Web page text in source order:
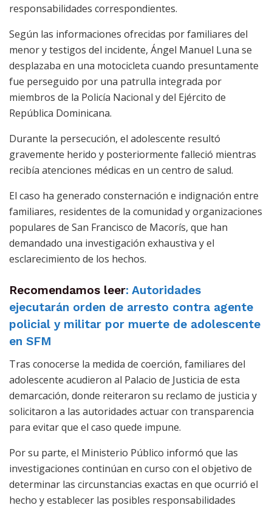
responsabilidades correspondientes.
Según las informaciones ofrecidas por familiares del
menor y testigos del incidente, Ángel Manuel Luna se
desplazaba en una motocicleta cuando presuntamente
fue perseguido por una patrulla integrada por
miembros de la Policía Nacional y del Ejército de
República Dominicana.
Durante la persecución, el adolescente resultó
gravemente herido y posteriormente falleció mientras
recibía atenciones médicas en un centro de salud.
El caso ha generado consternación e indignación entre
familiares, residentes de la comunidad y organizaciones
populares de San Francisco de Macorís, que han
demandado una investigación exhaustiva y el
esclarecimiento de los hechos.
Recomendamos leer: Autoridades
ejecutarán orden de arresto contra agente
policial y militar por muerte de adolescente
en SFM
Tras conocerse la medida de coerción, familiares del
adolescente acudieron al Palacio de Justicia de esta
demarcación, donde reiteraron su reclamo de justicia y
solicitaron a las autoridades actuar con transparencia
para evitar que el caso quede impune.
Por su parte, el Ministerio Público informó que las
investigaciones continúan en curso con el objetivo de
determinar las circunstancias exactas en que ocurrió el
hecho y establecer las posibles responsabilidades